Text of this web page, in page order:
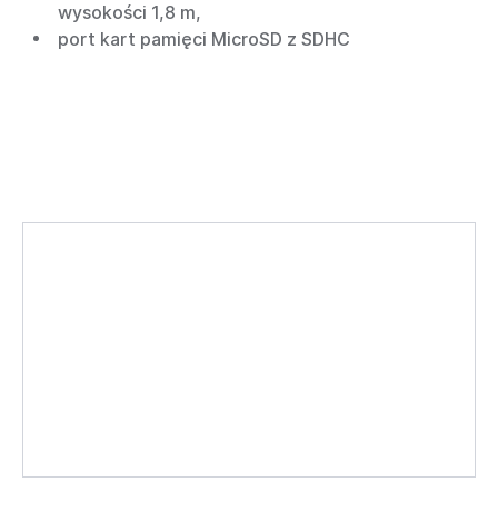
wysokości 1,8 m,
port kart pamięci MicroSD z SDHC